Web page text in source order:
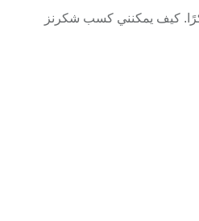
كيف يمكنني كسب شكرنز